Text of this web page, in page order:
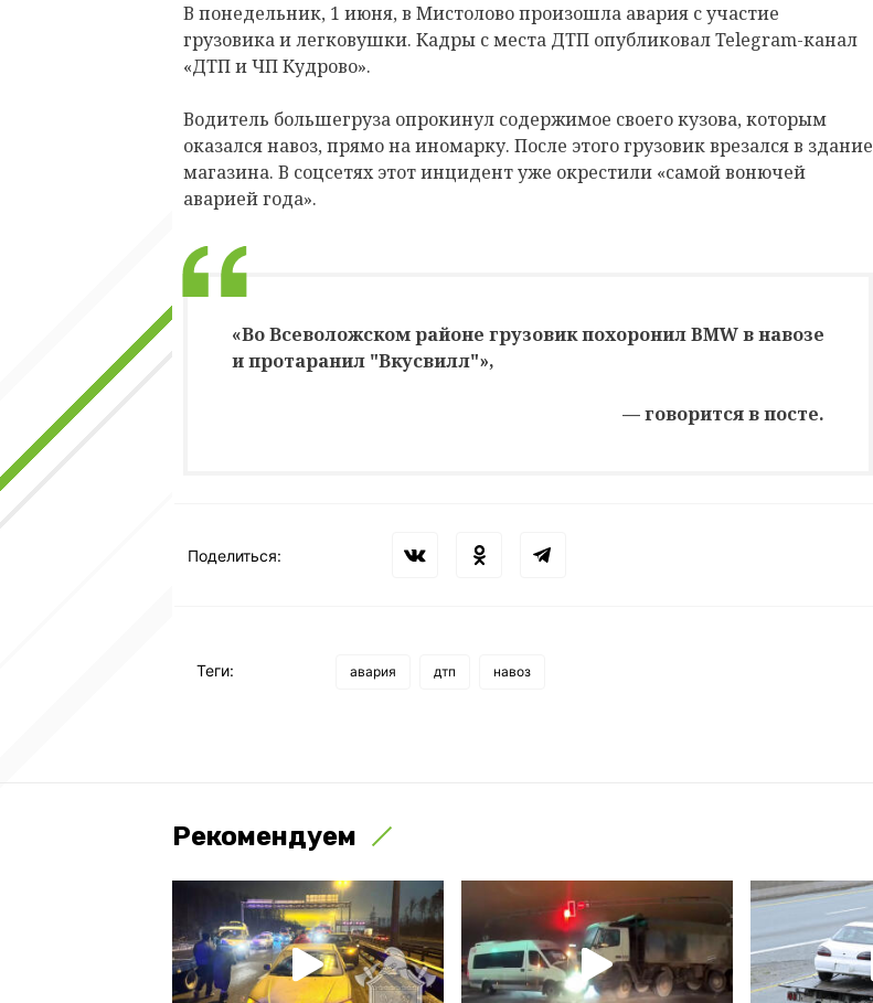
В понедельник, 1 июня, в Мистолово произошла авария с участие
грузовика и легковушки. Кадры с места ДТП опубликовал Telegram-канал
«ДТП и ЧП Кудрово».
Водитель большегруза опрокинул содержимое своего кузова, которым
оказался навоз, прямо на иномарку. После этого грузовик врезался в здание
магазина. В соцсетях этот инцидент уже окрестили «самой вонючей
аварией года».
«Во Всеволожском районе грузовик похоронил BMW в навозе
и протаранил "Вкусвилл"»,
— говорится в посте.
Поделиться:
Теги: авария дтп навоз
Рекомендуем